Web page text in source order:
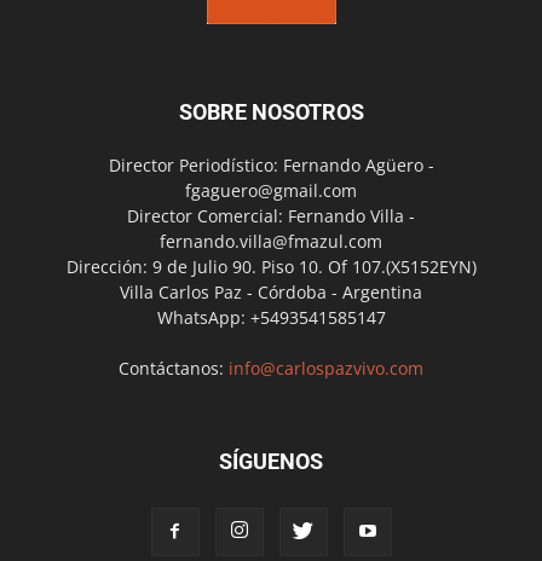
SOBRE NOSOTROS
Director Periodístico: Fernando Agüero -
fgaguero@gmail.com
Director Comercial: Fernando Villa -
fernando.villa@fmazul.com
Dirección: 9 de Julio 90. Piso 10. Of 107.(X5152EYN)
Villa Carlos Paz - Córdoba - Argentina
WhatsApp: +5493541585147
Contáctanos: info@carlospazvivo.com
SÍGUENOS